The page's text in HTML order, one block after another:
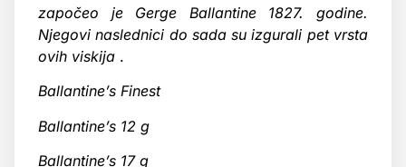
započeo je Gerge Ballantine 1827. godine.
Njegovi naslednici do sada su izgurali pet vrsta
ovih viskija .
Ballantine’s Finest
Ballantine’s 12 g
Ballantine’s 17 g